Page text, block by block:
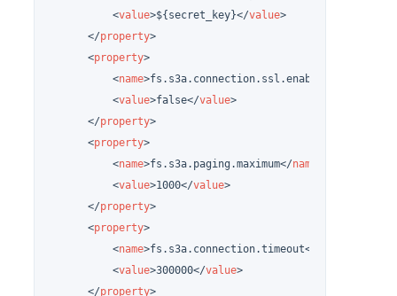
<value>${secret_key}</value>
</property>
<property>
<name>fs.s3a.connection.ssl.enabled
<value>false</value>
</property>
<property>
<name>fs.s3a.paging.maximum</name
<value>1000</value>
</property>
<property>
<name>fs.s3a.connection.timeout</
<value>300000</value>
</property>